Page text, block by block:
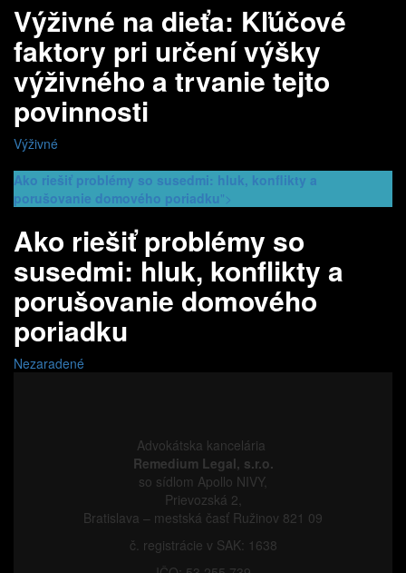
Výživné na dieťa: Kľúčové
faktory pri určení výšky
výživného a trvanie tejto
povinnosti
Výživné
Ako riešiť problémy so susedmi: hluk, konflikty a
porušovanie domového poriadku">
Ako riešiť problémy so
susedmi: hluk, konflikty a
porušovanie domového
poriadku
Nezaradené
Advokátska kancelária
Remedium Legal, s.r.o.
so sídlom Apollo NIVY,
Prievozská 2,
Bratislava – mestská časť Ružinov 821 09
č. registrácie v SAK: 1638